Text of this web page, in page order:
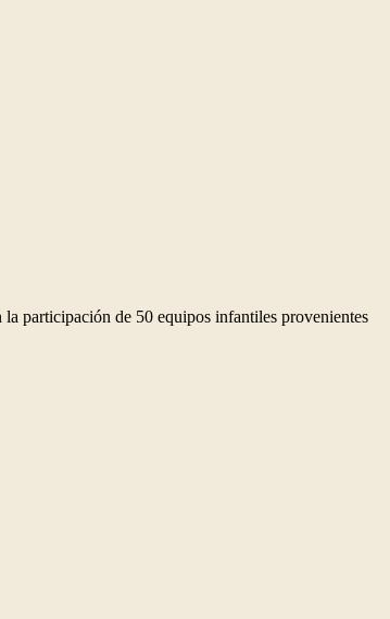
participación de 50 equipos infantiles provenientes